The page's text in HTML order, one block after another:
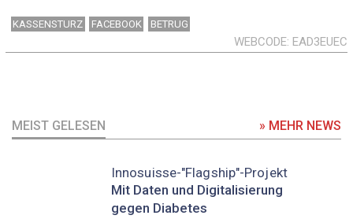
KASSENSTURZ FACEBOOK BETRUG
WEBCODE EAD3EUEC
MEIST GELESEN » MEHR NEWS
Innosuisse-"Flagship"-Projekt
Mit Daten und Digitalisierung
gegen Diabetes